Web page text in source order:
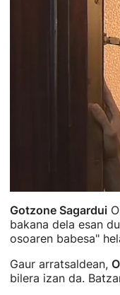
Gotzone Sagardui
bakana dela esan
osoaren babesa"
Gaur arratsaldean,
bilera izan da.